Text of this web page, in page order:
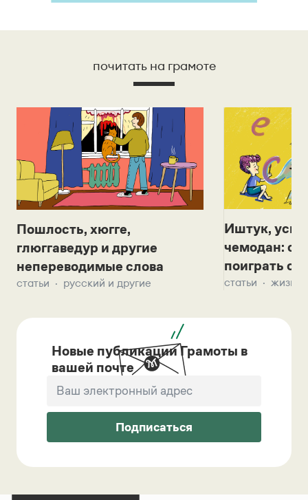
почитать на грамоте
Пошлость, хюгге,
глюггаведур и другие
непереводимые слова
статьи русский и другие
Иштук,
чемодан:
поиграть с
статьи жизнь
Новые публикации Грамоты в
вашей почте
Подписаться